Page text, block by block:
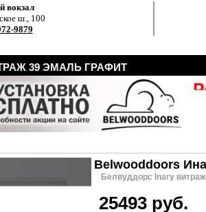
вокзал
ш., 100
9879
39 ЭМАЛЬ ГРАФИТ
Belwooddoors
Белвуддорс Inary
25493 руб.